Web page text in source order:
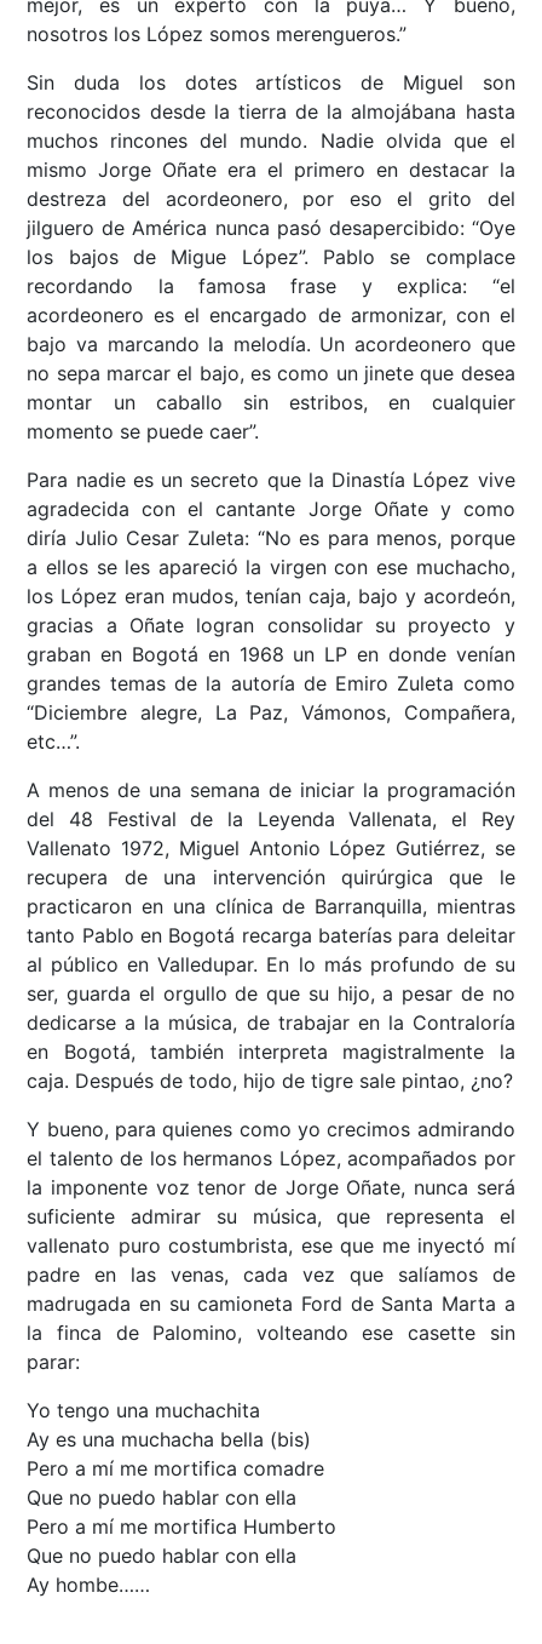
nosotros los López somos merengueros.”
Sin duda los dotes artísticos de Miguel son
reconocidos desde la tierra de la almojábana hasta
muchos rincones del mundo. Nadie olvida que el
mismo Jorge Oñate era el primero en destacar la
destreza del acordeonero, por eso el grito del
jilguero de América nunca pasó desapercibido: “Oye
los bajos de Migue López”. Pablo se complace
recordando la famosa frase y explica: “el
acordeonero es el encargado de armonizar, con el
bajo va marcando la melodía. Un acordeonero que
no sepa marcar el bajo, es como un jinete que desea
montar un caballo sin estribos, en cualquier
momento se puede caer”.
Para nadie es un secreto que la Dinastía López vive
agradecida con el cantante Jorge Oñate y como
diría Julio Cesar Zuleta: “No es para menos, porque
a ellos se les apareció la virgen con ese muchacho,
los López eran mudos, tenían caja, bajo y acordeón,
gracias a Oñate logran consolidar su proyecto y
graban en Bogotá en 1968 un LP en donde venían
grandes temas de la autoría de Emiro Zuleta como
“Diciembre alegre, La Paz, Vámonos, Compañera,
etc…”.
A menos de una semana de iniciar la programación
del 48 Festival de la Leyenda Vallenata, el Rey
Vallenato 1972, Miguel Antonio López Gutiérrez, se
recupera de una intervención quirúrgica que le
practicaron en una clínica de Barranquilla, mientras
tanto Pablo en Bogotá recarga baterías para deleitar
al público en Valledupar. En lo más profundo de su
ser, guarda el orgullo de que su hijo, a pesar de no
dedicarse a la música, de trabajar en la Contraloría
en Bogotá, también interpreta magistralmente la
caja. Después de todo, hijo de tigre sale pintao, ¿no?
Y bueno, para quienes como yo crecimos admirando
el talento de los hermanos López, acompañados por
la imponente voz tenor de Jorge Oñate, nunca será
suficiente admirar su música, que representa el
vallenato puro costumbrista, ese que me inyectó mí
padre en las venas, cada vez que salíamos de
madrugada en su camioneta Ford de Santa Marta a
la finca de Palomino, volteando ese casette sin
parar:
Yo tengo una muchachita
Ay es una muchacha bella (bis)
Pero a mí me mortifica comadre
Que no puedo hablar con ella
Pero a mí me mortifica Humberto
Que no puedo hablar con ella
Ay hombe……